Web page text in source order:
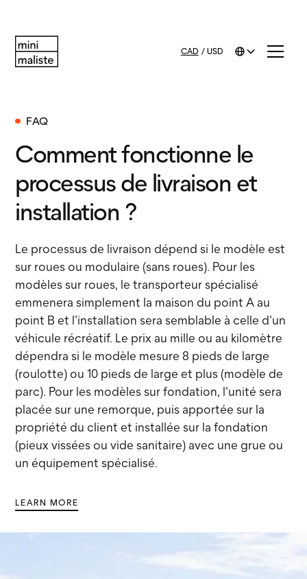
CAD / USD
FAQ
Comment fonctionne le
processus de livraison et
installation ?
Le processus de livraison dépend si le modèle est
sur roues ou modulaire (sans roues). Pour les
modèles sur roues, le transporteur spécialisé
emmenera simplement la maison du point A au
point B et l'installation sera semblable à celle d'un
véhicule récréatif. Le prix au mille ou au kilomètre
dépendra si le modèle mesure 8 pieds de large
(roulotte) ou 10 pieds de large et plus (modèle de
parc). Pour les modèles sur fondation, l'unité sera
placée sur une remorque, puis apportée sur la
propriété du client et installée sur la fondation
(pieux vissées ou vide sanitaire) avec une grue ou
un équipement spécialisé.
LEARN MORE